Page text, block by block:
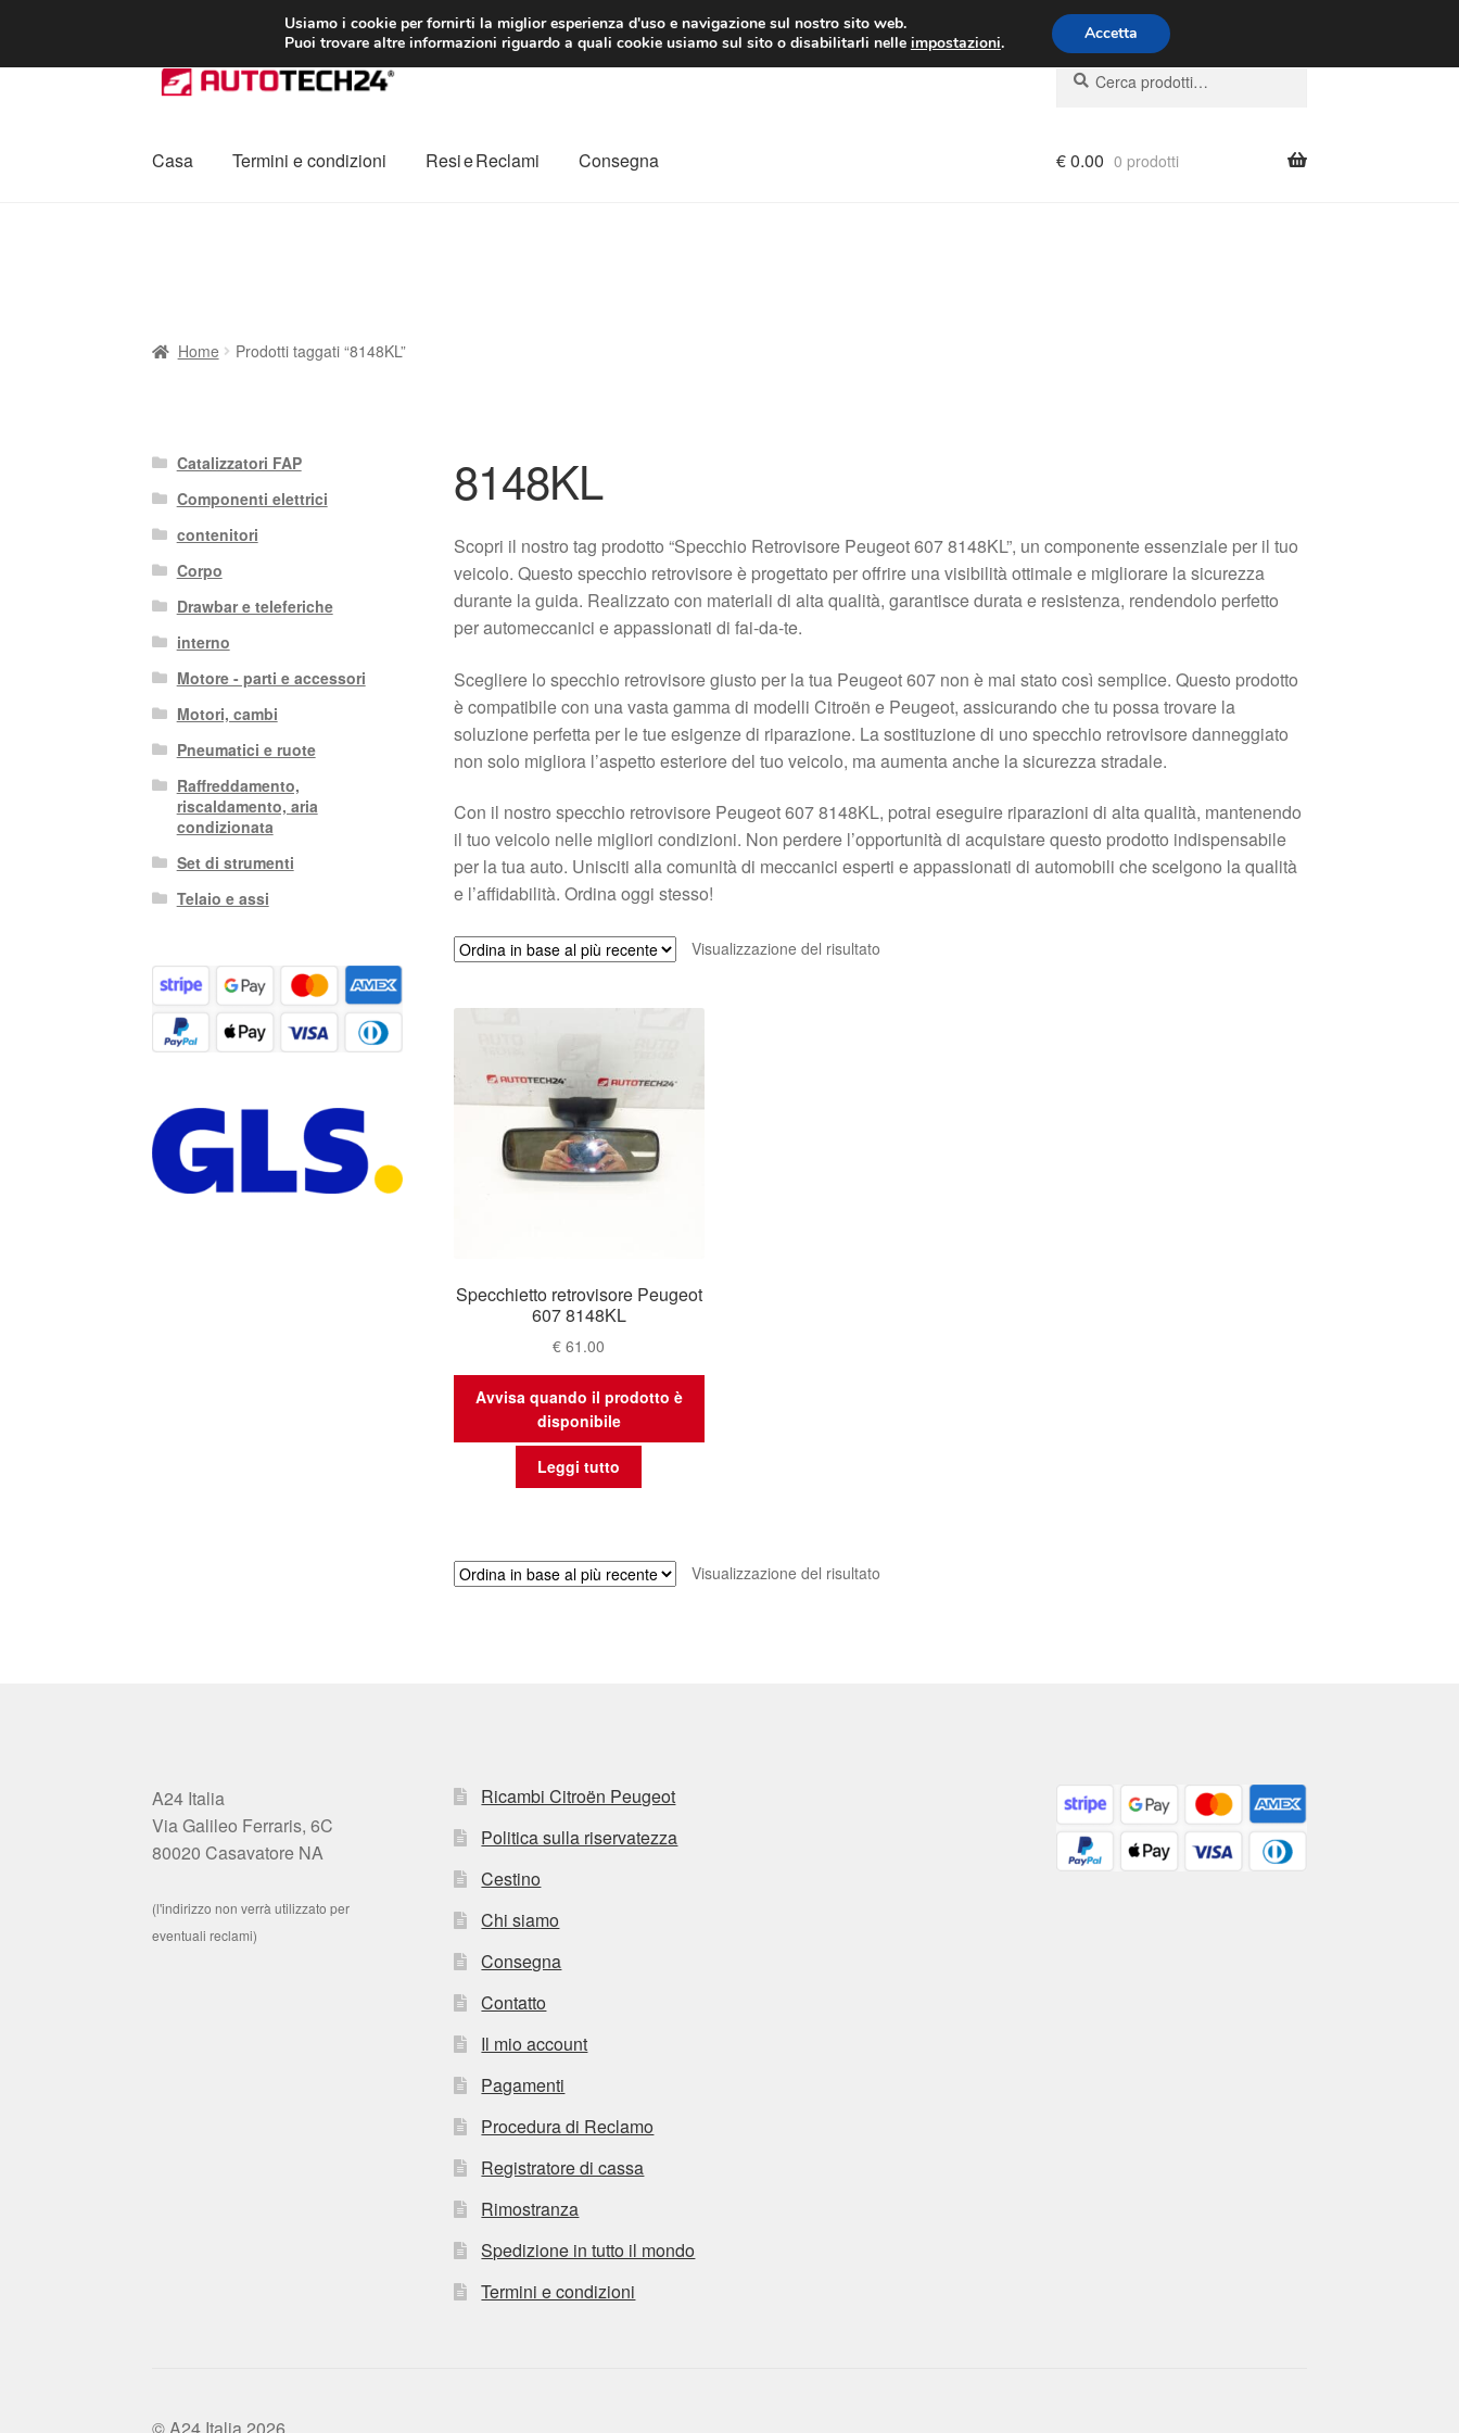
CONSEGNA da 7 EUR Lun-Ven 9:00 - 16:00 800 580 290
Vai
alla
Vai
al
Cerca:
Cerca
Casa Termini e condizioni Resi e Reclami Consegna €0.00 0 prodotti
Home Prodotti taggati “8148KL”
8148KL
Scopri il nostro tag prodotto “Specchio Retrovisore Peugeot 607 8148KL”, un componente essenziale per il tuo
veicolo. Questo specchio retrovisore è progettato per offrire una visibilità ottimale e migliorare la sicurezza
durante la guida. Realizzato con materiali di alta qualità, garantisce durata e resistenza, rendendolo perfetto
per automeccanici e appassionati di fai-da-te.
Scegliere lo specchio retrovisore giusto per la tua Peugeot 607 non è mai stato così semplice. Questo prodotto
è compatibile con una vasta gamma di modelli Citroën e Peugeot, assicurando che tu possa trovare la
soluzione perfetta per le tue esigenze di riparazione. La sostituzione di uno specchio retrovisore danneggiato
non solo migliora l’aspetto esteriore del tuo veicolo, ma aumenta anche la sicurezza stradale.
Con il nostro specchio retrovisore Peugeot 607 8148KL, potrai eseguire riparazioni di alta qualità, mantenendo
il tuo veicolo nelle migliori condizioni. Non perdere l’opportunità di acquistare questo prodotto indispensabile
per la tua auto. Unisciti alla comunità di meccanici esperti e appassionati di automobili che scelgono la qualità
e l’affidabilità. Ordina oggi stesso!
Visualizzazione del risultato
Specchietto retrovisore Peugeot
607 8148KL
€ 61.00
Avvisa quando il prodotto è
disponibile
Leggi tutto
Visualizzazione del risultato
Catalizzatori FAP
Componenti elettrici
contenitori
Corpo
Drawbar e teleferiche
interno
Motore - parti e accessori
Motori, cambi
Pneumatici e ruote
Raffreddamento,
riscaldamento, aria
condizionata
Set di strumenti
Telaio e assi
A24 Italia
Via Galileo Ferraris, 6C
80020 Casavatore NA
(l'indirizzo non verrà utilizzato per
eventuali reclami)
Ricambi Citroën Peugeot
Politica sulla riservatezza
Cestino
Chi siamo
Consegna
Contatto
Il mio account
Pagamenti
Procedura di Reclamo
Registratore di cassa
Rimostranza
Spedizione in tutto il mondo
Termini e condizioni
Usiamo i cookie per fornirti la miglior esperienza d'uso e navigazione sul nostro sito web.
Puoi trovare altre informazioni riguardo a quali cookie usiamo sul sito o disabilitarli nelle impostazioni. Accetta